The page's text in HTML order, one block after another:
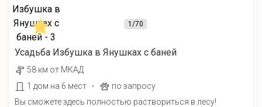
1/70
Усадьба Избушка в Янушках с баней
58 км от МКАД
1 дом на 6 мест
·
по запросу
Вы сможете здесь полностью раствориться в лесу!